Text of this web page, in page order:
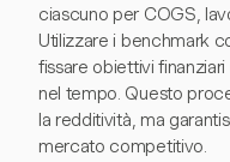
ciascuno per COGS,
Utilizzare i benchmark
fissare obiettivi
nel tempo. Questo
la redditività, ma
mercato competitivo.